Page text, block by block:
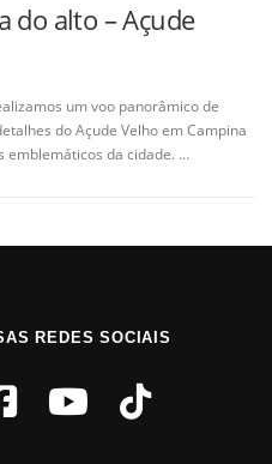
do alto – Açude
um voo panorâmico de
do Açude Velho em Campina
emblemáticos da cidade. …
REDES SOCIAIS